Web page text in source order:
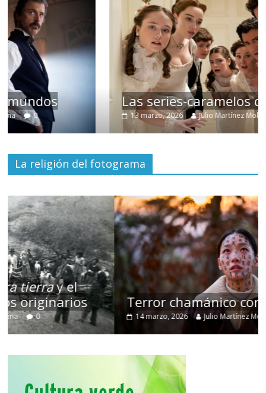
Las series-caramelos de Shondaland
13 marzo, 2026 Julio Martínez Molina 0
La religión del fotograma
Terror chamánico coreano
14 marzo, 2026 Julio Martínez Molina 0